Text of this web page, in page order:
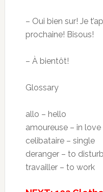
– Oui bien sur! Je
prochaine! Bisous!
– À bientôt!
Glossary
allo – hello
amoureuse – in love
celibataire – single
deranger – to disturb
travailler – to work